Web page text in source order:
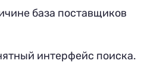
база поставщиков
интерфейс поиска.